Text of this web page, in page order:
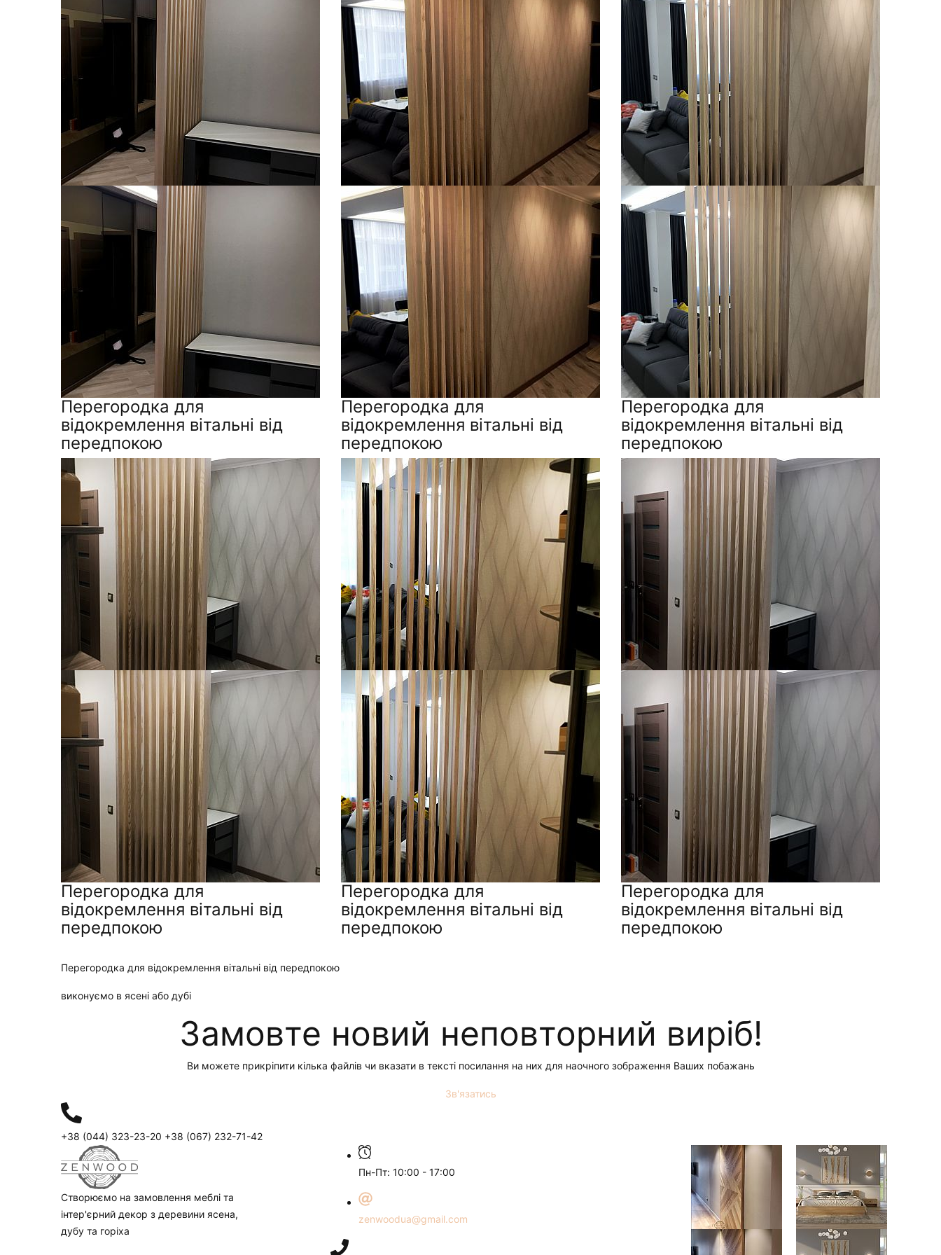
Перегородка для
відокремлення вітальні від
передпокою
Перегородка для
відокремлення вітальні від
передпокою
Перегородка для
відокремлення вітальні від
передпокою
Перегородка для
відокремлення вітальні від
передпокою
Перегородка для
відокремлення вітальні від
передпокою
Перегородка для
відокремлення вітальні від
передпокою
Перегородка для відокремлення вітальні від передпокою
виконуємо в ясені або дубі
Замовте новий неповторний виріб!
Ви можете прикріпити кілька файлів чи вказати в тексті посилання на них для наочного зображення Ваших побажань
Зв'язатись
+38 (044) 323-23-20 +38 (067) 232-71-42
Створюємо на замовлення меблі та
інтер'єрний декор з деревини ясена,
дубу та горіха
Пн-Пт: 10:00 - 17:00
zenwoodua@gmail.com